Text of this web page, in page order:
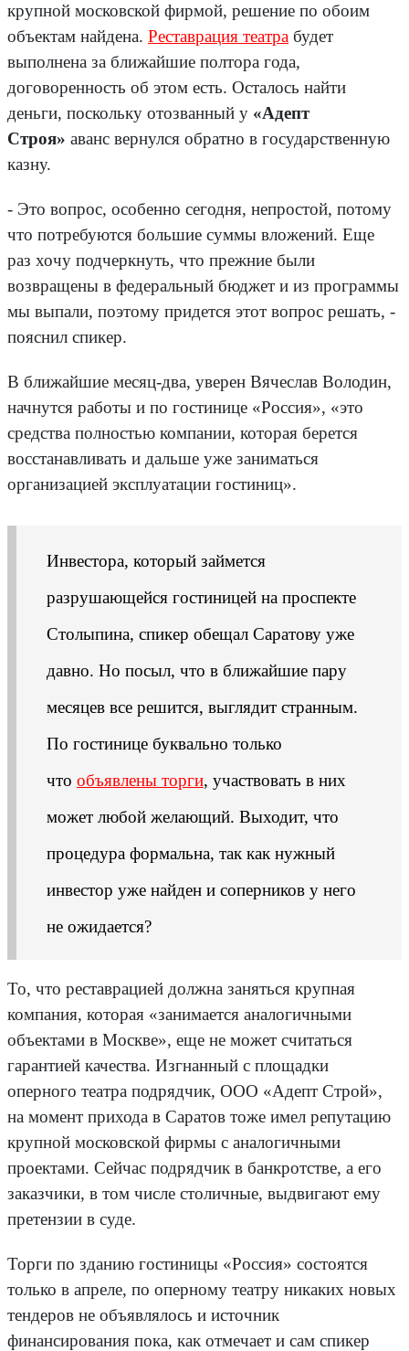
крупной московской фирмой, решение по обоим
объектам найдена. Реставрация театра будет
выполнена за ближайшие полтора года,
договоренность об этом есть. Осталось найти
деньги, поскольку отозванный у «Адепт
Строя» аванс вернулся обратно в государственную
казну.
- Это вопрос, особенно сегодня, непростой, потому
что потребуются большие суммы вложений. Еще
раз хочу подчеркнуть, что прежние были
возвращены в федеральный бюджет и из программы
мы выпали, поэтому придется этот вопрос решать, -
пояснил спикер.
В ближайшие месяц-два, уверен Вячеслав Володин,
начнутся работы и по гостинице «Россия», «это
средства полностью компании, которая берется
восстанавливать и дальше уже заниматься
организацией эксплуатации гостиниц».
Инвестора, который займется
разрушающейся гостиницей на проспекте
Столыпина, спикер обещал Саратову уже
давно. Но посыл, что в ближайшие пару
месяцев все решится, выглядит странным.
По гостинице буквально только
что объявлены торги, участвовать в них
может любой желающий. Выходит, что
процедура формальна, так как нужный
инвестор уже найден и соперников у него
не ожидается?
То, что реставрацией должна заняться крупная
компания, которая «занимается аналогичными
объектами в Москве», еще не может считаться
гарантией качества. Изгнанный с площадки
оперного театра подрядчик, ООО «Адепт Строй»,
на момент прихода в Саратов тоже имел репутацию
крупной московской фирмы с аналогичными
проектами. Сейчас подрядчик в банкротстве, а его
заказчики, в том числе столичные, выдвигают ему
претензии в суде.
Торги по зданию гостиницы «Россия» состоятся
только в апреле, по оперному театру никаких новых
тендеров не объявлялось и источник
финансирования пока, как отмечает и сам спикер